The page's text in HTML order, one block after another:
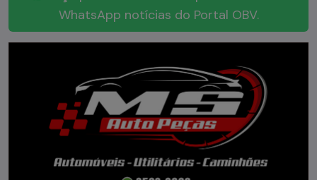
WhatsApp notícias do Portal OBV.